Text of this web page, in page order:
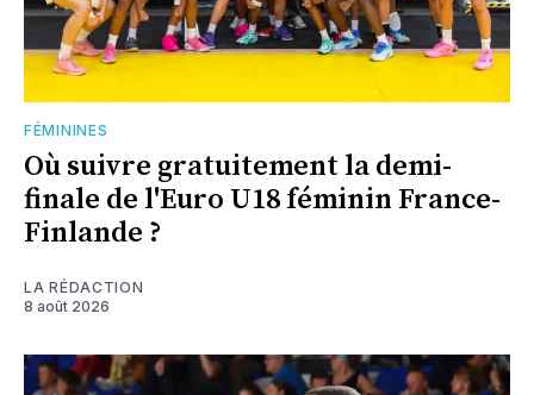
FÉMININES
Où suivre gratuitement la demi-
finale de l'Euro U18 féminin France-
Finlande ?
LA RÉDACTION
8 août 2026